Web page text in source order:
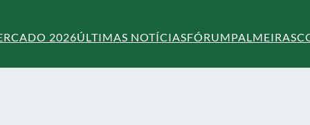
2026ÚLTIMAS NOTÍCIASFÓRUMPALMEIRAS